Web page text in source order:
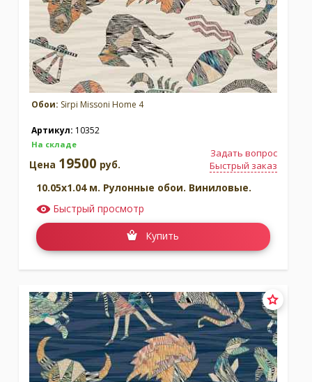
Обои: Sirpi Missoni Home 4
Артикул: 10352
На складе
Задать вопрос
Быстрый заказ
Цена 19500 руб.
10.05x1.04 м. Рулонные обои. Виниловые.
Быстрый просмотр
Купить